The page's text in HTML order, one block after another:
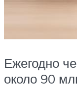
Ежегодно
около 90